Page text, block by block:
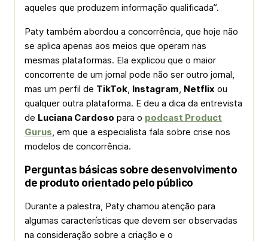
aqueles que produzem informação qualificada”.
Paty também abordou a concorrência, que hoje não
se aplica apenas aos meios que operam nas
mesmas plataformas. Ela explicou que o maior
concorrente de um jornal pode não ser outro jornal,
mas um perfil de TikTok, Instagram, Netflix ou
qualquer outra plataforma. E deu a dica da entrevista
de Luciana Cardoso para o podcast Product
Gurus, em que a especialista fala sobre crise nos
modelos de concorrência.
Perguntas básicas sobre desenvolvimento
de produto orientado pelo público
Durante a palestra, Paty chamou atenção para
algumas características que devem ser observadas
na consideração sobre a criação e o